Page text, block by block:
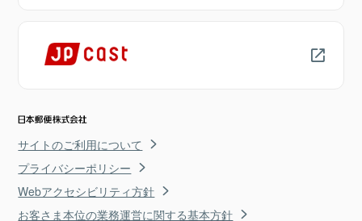
サイトのご利用について
プライバシーポリシー
Webアクセシビリティ方針
お客さま本位の業務運営に関する基本方針